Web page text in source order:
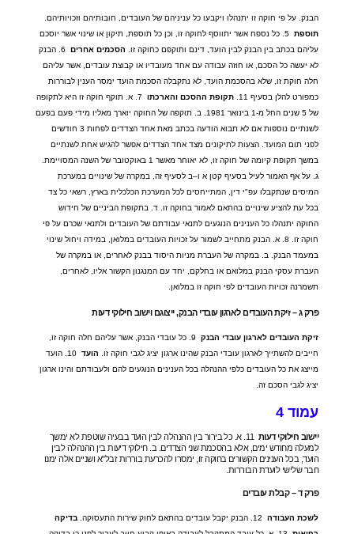
הבנק על פי חוקה זו יתנהלו ויקבעו כל עניניהם של העובדים חובותיהם וזכויותיהם
תוספת 5. כל נספח אשר יתווסף לחוקה זו וכן כל תוספת תיקון או שינוי אשר יוסכם
עליהם בכתב בין הבנק לבין הועד דינם ותוקפם כחוקה זו הסכמים אחרים 6. הבנק
לא יעשה כל הסכם או חוזה עבודה עם אחד מעובדיו או קבוצת עובדים אשר עליהם
חלה חוקת זו שלא בהסכמת הועד לא נתקבלה הסכמת הועד ימסר הענין לבוררות
כמפורט להלן בסעיף
תקופת ההסכם והארכתו 7. א תוקף חוקה זו היא לתקופה
של
שנים החל מ-1 בינואר ב תוקפה של החוקה יוארך מאליו מידי פעם בפעם
לשנתיים נוספות אם לא תבוא הודעה בכתב מאת אחד הצדדים לפחות
חודשים
לפני תום המועד הצעות לתיקונים מצד אחד הצדדים אפשר להגיש אחת לשנתיים
במשך תקופת קיומה של חוקה זו לא יאוחר מאשר באוקטובר של השנה המסויימת
ג על אף האמור לעיל בסעיף קטן א ו–ב לסעיף זה
במקרה של שינויים במערכת
המיסים שנתקבלו עפ"י דין המתייחסים לכל המערכת הכלכלית בארץ רשאי כל צד
בכל עת להציע שינויים בהתאם לאמור בחוקה זו ד
בתקופת הביניים של חידוש
החוקה יתנהלו כל הענינים הנוגעים לתנאי עבודתם של העובדים ולתנאי שכרם על פי
חוקה זו
א הבנק מתחייב לשמור על זכויות העובדים במלואן
במידה ויחול שינוי
במעמד הבנק
ב במקרה של העברת מניות היסוד בבנק לאחרים או במקרה של
העברת עסקי הבנק במלואם או בחלקם
יחד עם המנגנון הקשור אליו לאחרים
תשמרנה זכויות העובדים לפי חוקה זו במלואן
פרק ג–זיקת העובדים לארגון עובדי הבנק,ייצוגם וישוב חילוקי דעות
זיקת העובדים לארגון עובדי הבנק 9. כל עובדי הבנק אשר עליהם חלה חוקה זו
חייבים להשתייך לארגון עובדי הבנק שהינו ארגון יציג לגבי חוקה זו
הועד 10.
הועד
מייצג את כל העובדים כלפי ההנהלה בכל הענינים הנוגעים להם ולעבודתם והינו ארגון
יציג לגבי הסכם זה
עמוד
יישוב חילוקי דעות 11. א.כל בירור בין ההנהלה לבין הועד בבעיה שוטפת לא ימשך
למעלה מחודש ימים ,אלא בהסכמת שני הצדדים ב .חילוקי דיעות בין ההנהלה לבין
הועד, בכל הענינים הקשורים בחוקה זו ימסרו להכרעת בוררות זבל"א ושניים אלה ימנו
חבר שלישי לועדת הבוררות
פרק ד–קבלת עובדים
לשכת העבודה 12. הבנק יקבל עובדים בהתאם לחוק שירות התעסוקה בדיקה